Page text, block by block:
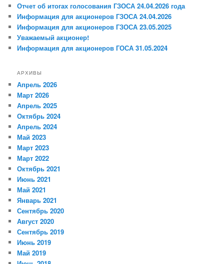
Отчет об итогах голосования ГЗОСА 24.04.2026 года
Информация для акционеров ГЗОСА 24.04.2026
Информация для акционеров ГЗОСА 23.05.2025
Уважаемый акционер!
Информация для акционеров ГОСА 31.05.2024
АРХИВЫ
Апрель 2026
Март 2026
Апрель 2025
Октябрь 2024
Апрель 2024
Май 2023
Март 2023
Март 2022
Октябрь 2021
Июнь 2021
Май 2021
Январь 2021
Сентябрь 2020
Август 2020
Сентябрь 2019
Июнь 2019
Май 2019